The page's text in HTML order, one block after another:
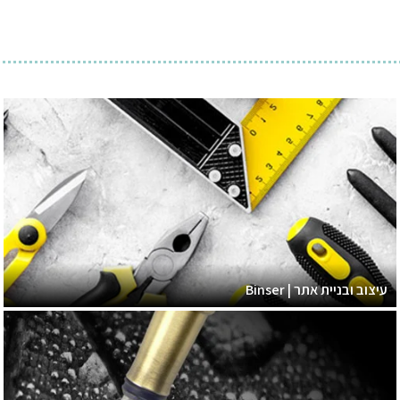
עיצוב ובניית אתר | Binser